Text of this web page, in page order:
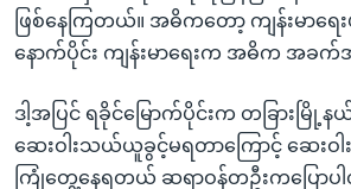
ဖြစ်နေကြတယ်။ အဓိကတော့ ကျန်းမာရေ
နောက်ပိုင်း ကျန်းမာရေးက အဓိက အခက်
ဒါ့အပြင် ရခိုင်မြောက်ပိုင်းက တခြားမြို့
ဆေးဝါးသယ်ယူခွင့်မရတာကြောင့် ဆေးဝ
ကြုံတွေ့နေရတယ် ဆရာဝန်တဦးကပြောပ